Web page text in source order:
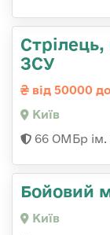
ЗСУ
від 50000
Київ
66 ОМБр ім.
Бойовий
Київ